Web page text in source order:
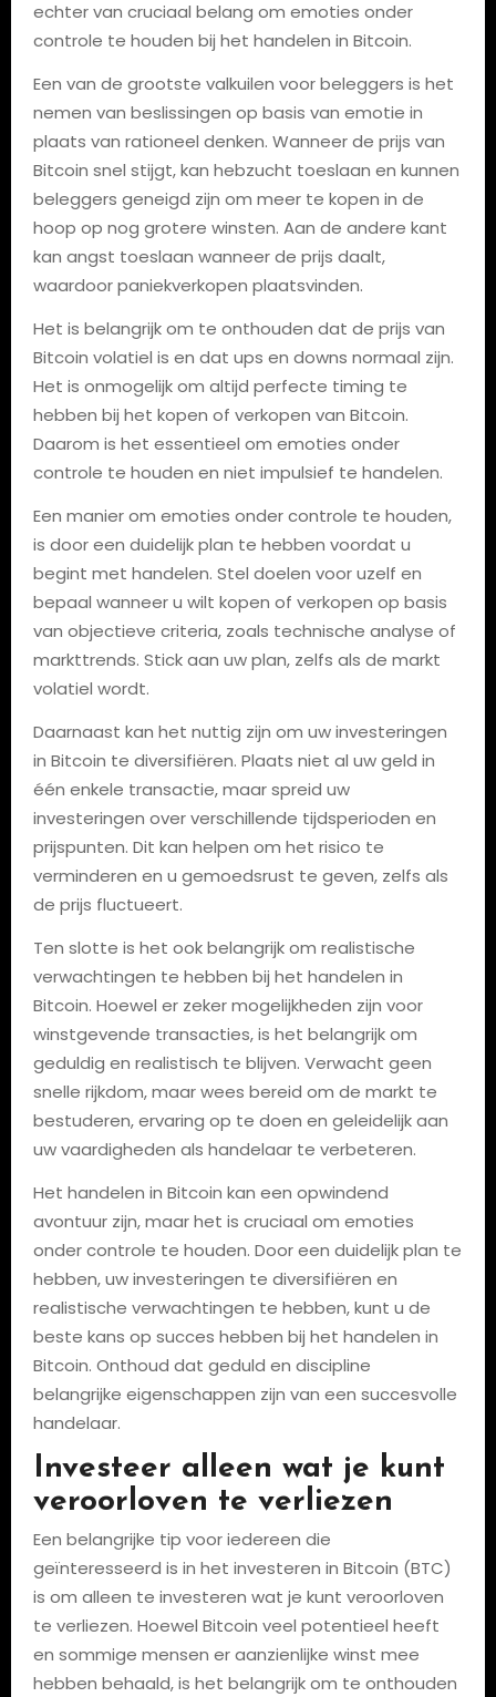
echter van cruciaal belang om emoties onder
controle te houden bij het handelen in Bitcoin.
Een van de grootste valkuilen voor beleggers is het
nemen van beslissingen op basis van emotie in
plaats van rationeel denken. Wanneer de prijs van
Bitcoin snel stijgt, kan hebzucht toeslaan en kunnen
beleggers geneigd zijn om meer te kopen in de
hoop op nog grotere winsten. Aan de andere kant
kan angst toeslaan wanneer de prijs daalt,
waardoor paniekverkopen plaatsvinden.
Het is belangrijk om te onthouden dat de prijs van
Bitcoin volatiel is en dat ups en downs normaal zijn.
Het is onmogelijk om altijd perfecte timing te
hebben bij het kopen of verkopen van Bitcoin.
Daarom is het essentieel om emoties onder
controle te houden en niet impulsief te handelen.
Een manier om emoties onder controle te houden,
is door een duidelijk plan te hebben voordat u
begint met handelen. Stel doelen voor uzelf en
bepaal wanneer u wilt kopen of verkopen op basis
van objectieve criteria, zoals technische analyse of
markttrends. Stick aan uw plan, zelfs als de markt
volatiel wordt.
Daarnaast kan het nuttig zijn om uw investeringen
in Bitcoin te diversifiëren. Plaats niet al uw geld in
één enkele transactie, maar spreid uw
investeringen over verschillende tijdsperioden en
prijspunten. Dit kan helpen om het risico te
verminderen en u gemoedsrust te geven, zelfs als
de prijs fluctueert.
Ten slotte is het ook belangrijk om realistische
verwachtingen te hebben bij het handelen in
Bitcoin. Hoewel er zeker mogelijkheden zijn voor
winstgevende transacties, is het belangrijk om
geduldig en realistisch te blijven. Verwacht geen
snelle rijkdom, maar wees bereid om de markt te
bestuderen, ervaring op te doen en geleidelijk aan
uw vaardigheden als handelaar te verbeteren.
Het handelen in Bitcoin kan een opwindend
avontuur zijn, maar het is cruciaal om emoties
onder controle te houden. Door een duidelijk plan te
hebben, uw investeringen te diversifiëren en
realistische verwachtingen te hebben, kunt u de
beste kans op succes hebben bij het handelen in
Bitcoin. Onthoud dat geduld en discipline
belangrijke eigenschappen zijn van een succesvolle
handelaar.
Investeer alleen wat je kunt
veroorloven te verliezen
Een belangrijke tip voor iedereen die
geïnteresseerd is in het investeren in Bitcoin (BTC)
is om alleen te investeren wat je kunt veroorloven
te verliezen. Hoewel Bitcoin veel potentieel heeft
en sommige mensen er aanzienlijke winst mee
hebben behaald, is het belangrijk om te onthouden